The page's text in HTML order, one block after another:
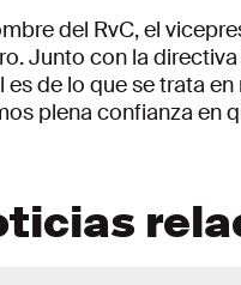
del RvC, el
Junto con la
es de lo que se trata
plena confianza en